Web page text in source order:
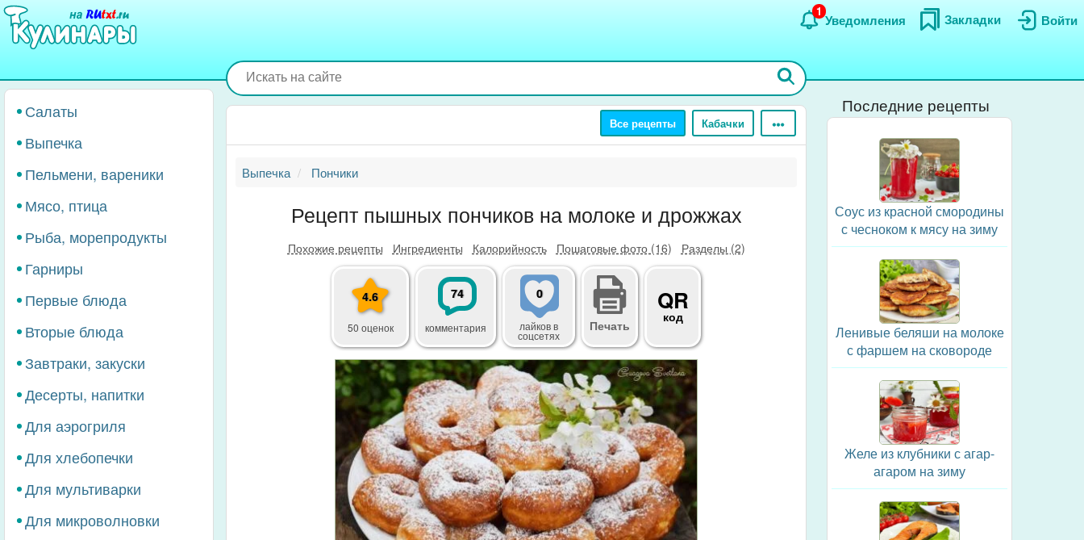
Перейти
основному
Войти
Закладки
Уведомления
1
Салаты
Выпечка
Пельмени, вареники
Мясо, птица
Рыба, морепродукты
Гарниры
Первые блюда
Вторые блюда
Завтраки, закуски
Десерты, напитки
Для аэрогриля
Для хлебопечки
Для мультиварки
Для микроволновки
Все рецепты Кабачки
Выпечка Пончики
Рецепт пышных пончиков на молоке и дрожжах
Похожие рецепты Ингредиенты Калорийность Пошаговые фото (16) Разделы (2)
4.6
50 оценок
74
комментария
0
лайковв
соцсетях
Печать
QR
код
Последние рецепты
Соус из красной смородины
с чесноком к мясу на зиму
Ленивые беляши на молоке
с фаршем на сковороде
Желе из клубники с агар-
агаром на зиму